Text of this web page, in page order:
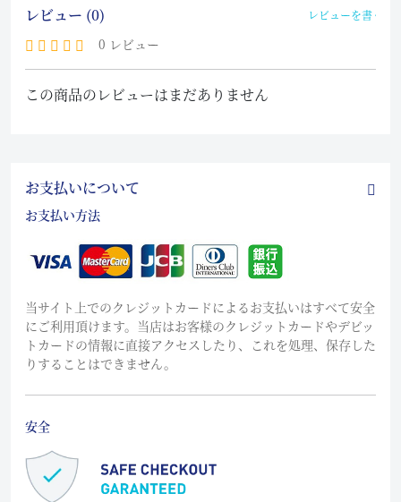
レビュー (0) レビューを書く
0 レビュー
この商品のレビューはまだありません
お支払いについて
お支払い方法
当サイト上でのクレジットカードによるお支払いはすべて安全
にご利用頂けます。当店はお客様のクレジットカードやデビッ
トカードの情報に直接アクセスしたり、これを処理、保存した
りすることはできません。
安全